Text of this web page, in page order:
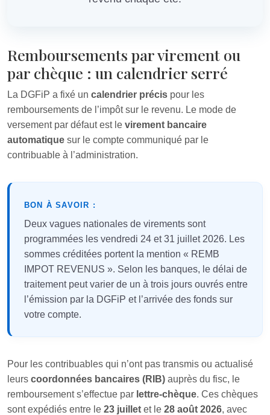
Remboursements par virement ou
par chèque : un calendrier serré
La DGFiP a fixé un calendrier précis pour les
remboursements de l’impôt sur le revenu. Le mode de
versement par défaut est le virement bancaire
automatique sur le compte communiqué par le
contribuable à l’administration.
BON À SAVOIR :
Deux vagues nationales de virements sont
programmées les vendredi 24 et 31 juillet 2026. Les
sommes créditées portent la mention « REMB
IMPOT REVENUS ». Selon les banques, le délai de
traitement peut varier de un à trois jours ouvrés entre
l’émission par la DGFiP et l’arrivée des fonds sur
votre compte.
Pour les contribuables qui n’ont pas transmis ou actualisé
leurs coordonnées bancaires (RIB) auprès du fisc, le
remboursement s’effectue par lettre-chèque. Ces chèques
sont expédiés entre le 23 juillet et le 28 août 2026, avec